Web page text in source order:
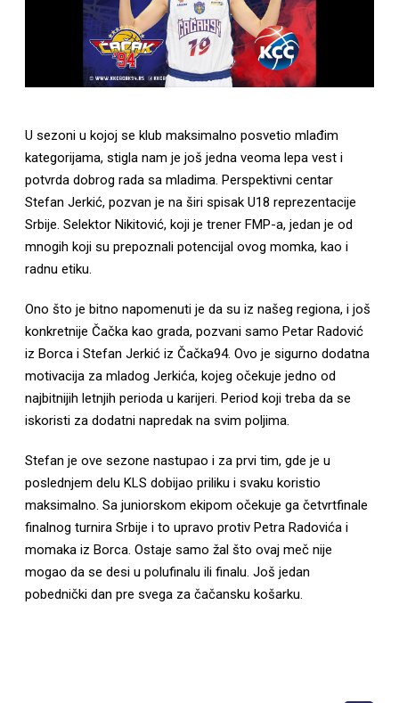
U sezoni u kojoj se klub maksimalno posvetio mlađim
kategorijama, stigla nam je još jedna veoma lepa vest i
potvrda dobrog rada sa mladima. Perspektivni centar
Stefan Jerkić, pozvan je na širi spisak U18 reprezentacije
Srbije. Selektor Nikitović, koji je trener FMP-a, jedan je od
mnogih koji su prepoznali potencijal ovog momka, kao i
radnu etiku.
Ono što je bitno napomenuti je da su iz našeg regiona, i još
konkretnije Čačka kao grada, pozvani samo Petar Radović
iz Borca i Stefan Jerkić iz Čačka94. Ovo je sigurno dodatna
motivacija za mladog Jerkića, kojeg očekuje jedno od
najbitnijih letnjih perioda u karijeri. Period koji treba da se
iskoristi za dodatni napredak na svim poljima.
Stefan je ove sezone nastupao i za prvi tim, gde je u
poslednjem delu KLS dobijao priliku i svaku koristio
maksimalno. Sa juniorskom ekipom očekuje ga četvrtfinale
finalnog turnira Srbije i to upravo protiv Petra Radovića i
momaka iz Borca. Ostaje samo žal što ovaj meč nije
mogao da se desi u polufinalu ili finalu. Još jedan
pobednički dan pre svega za čačansku košarku.